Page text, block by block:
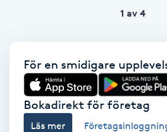
Yin Yoga
Yoga
1 av 4
För en smidigare
Bokadirekt för företag
Läs mer